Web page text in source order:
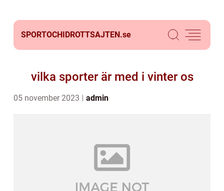
SPORTOCHIDROTTSAJTEN.se
vilka sporter är med i vinter os
05 november 2023 admin